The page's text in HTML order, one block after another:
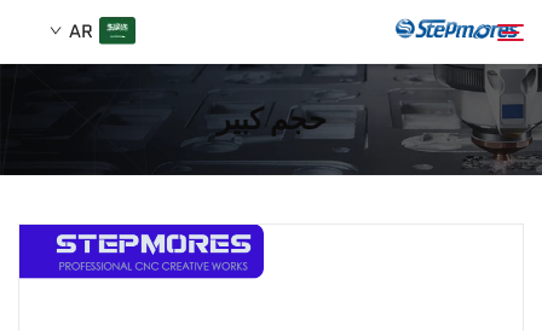
AR
الصفحة الرئيسية
بحث
حجم كبير